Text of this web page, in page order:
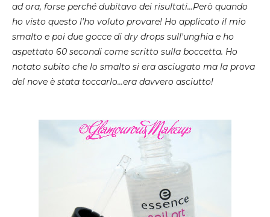
ad ora, forse perché dubitavo dei risultati...Però quando
ho visto questo l'ho voluto provare! Ho applicato il mio
smalto e poi due gocce di dry drops sull'unghia e ho
aspettato 60 secondi come scritto sulla boccetta. Ho
notato subito che lo smalto si era asciugato ma la prova
del nove è stata toccarlo...era davvero asciutto!